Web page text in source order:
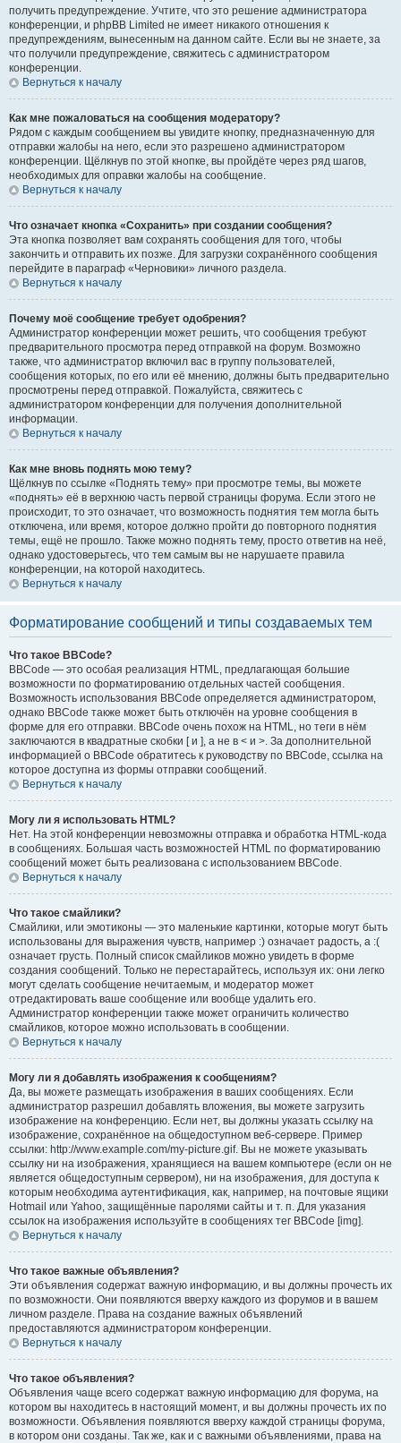
получить предупреждение. Учтите, что это решение администратора
конференции, и phpBB Limited не имеет никакого отношения к
предупреждениям, вынесенным на данном сайте. Если вы не знаете, за
что получили предупреждение, свяжитесь с администратором
конференции.
Вернуться к началу
Как мне пожаловаться на сообщения модератору?
Рядом с каждым сообщением вы увидите кнопку, предназначенную для
отправки жалобы на него, если это разрешено администратором
конференции. Щёлкнув по этой кнопке, вы пройдёте через ряд шагов,
необходимых для оправки жалобы на сообщение.
Вернуться к началу
Что означает кнопка «Сохранить» при создании сообщения?
Эта кнопка позволяет вам сохранять сообщения для того, чтобы
закончить и отправить их позже. Для загрузки сохранённого сообщения
перейдите в параграф «Черновики» личного раздела.
Вернуться к началу
Почему моё сообщение требует одобрения?
Администратор конференции может решить, что сообщения требуют
предварительного просмотра перед отправкой на форум. Возможно
также, что администратор включил вас в группу пользователей,
сообщения которых, по его или её мнению, должны быть предварительно
просмотрены перед отправкой. Пожалуйста, свяжитесь с
администратором конференции для получения дополнительной
информации.
Вернуться к началу
Как мне вновь поднять мою тему?
Щёлкнув по ссылке «Поднять тему» при просмотре темы, вы можете
«поднять» её в верхнюю часть первой страницы форума. Если этого не
происходит, то это означает, что возможность поднятия тем могла быть
отключена, или время, которое должно пройти до повторного поднятия
темы, ещё не прошло. Также можно поднять тему, просто ответив на неё,
однако удостоверьтесь, что тем самым вы не нарушаете правила
конференции, на которой находитесь.
Вернуться к началу
Форматирование сообщений и типы создаваемых тем
Что такое BBCode?
BBCode — это особая реализация HTML, предлагающая большие
возможности по форматированию отдельных частей сообщения.
Возможность использования BBCode определяется администратором,
однако BBCode также может быть отключён на уровне сообщения в
форме для его отправки. BBCode очень похож на HTML, но теги в нём
заключаются в квадратные скобки [ и ], а не в < и >. За дополнительной
информацией о BBCode обратитесь к руководству по BBCode, ссылка на
которое доступна из формы отправки сообщений.
Вернуться к началу
Могу ли я использовать HTML?
Нет. На этой конференции невозможны отправка и обработка HTML-кода
в сообщениях. Большая часть возможностей HTML по форматированию
сообщений может быть реализована с использованием BBCode.
Вернуться к началу
Что такое смайлики?
Смайлики, или эмотиконы — это маленькие картинки, которые могут быть
использованы для выражения чувств, например :) означает радость, а :(
означает грусть. Полный список смайликов можно увидеть в форме
создания сообщений. Только не перестарайтесь, используя их: они легко
могут сделать сообщение нечитаемым, и модератор может
отредактировать ваше сообщение или вообще удалить его.
Администратор конференции также может ограничить количество
смайликов, которое можно использовать в сообщении.
Вернуться к началу
Могу ли я добавлять изображения к сообщениям?
Да, вы можете размещать изображения в ваших сообщениях. Если
администратор разрешил добавлять вложения, вы можете загрузить
изображение на конференцию. Если нет, вы должны указать ссылку на
изображение, сохранённое на общедоступном веб-сервере. Пример
ссылки: http://www.example.com/my-picture.gif. Вы не можете указывать
ссылку ни на изображения, хранящиеся на вашем компьютере (если он не
является общедоступным сервером), ни на изображения, для доступа к
которым необходима аутентификация, как, например, на почтовые ящики
Hotmail или Yahoo, защищённые паролями сайты и т. п. Для указания
ссылок на изображения используйте в сообщениях тег BBCode [img].
Вернуться к началу
Что такое важные объявления?
Эти объявления содержат важную информацию, и вы должны прочесть их
по возможности. Они появляются вверху каждого из форумов и в вашем
личном разделе. Права на создание важных объявлений
предоставляются администратором конференции.
Вернуться к началу
Что такое объявления?
Объявления чаще всего содержат важную информацию для форума, на
котором вы находитесь в настоящий момент, и вы должны прочесть их по
возможности. Объявления появляются вверху каждой страницы форума,
в котором они созданы. Так же, как и с важными объявлениями, права на